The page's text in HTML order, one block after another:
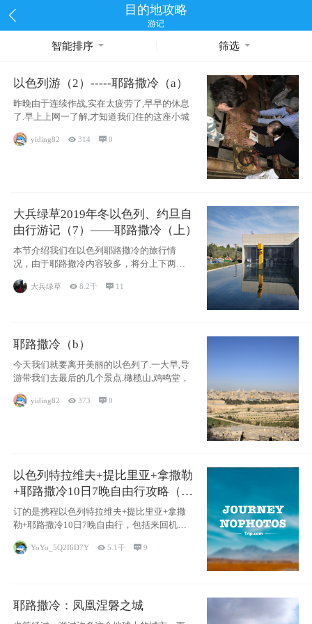
目的地攻略
游记
智能排序 筛选
以色列游（2）-----耶路撒冷（a）
昨晚由于连续作战,实在太疲劳了,早早的休息
了.早上上网一了解,才知道我们住的这座小城
yiding82  314 0
大兵绿草2019年冬以色列、约旦自
由行游记（7）——耶路撒冷（上）
本节介绍我们在以色列耶路撒冷的旅行情
况，由于耶路撒冷内容较多，将分上下两节
大兵绿草 8.2千  11
耶路撒冷（b）
今天我们就要离开美丽的以色列了.一大早,导
游带我们去最后的几个景点.橄榄山,鸡鸣堂，
yiding82 373 0
以色列特拉维夫+提比里亚+拿撒勒
+耶路撒冷10日7晚自由行攻略（交
通和住宿为主）
订的是携程以色列特拉维夫+提比里亚+拿撒
勒+耶路撒冷10日7晚自由行，包括来回机票
YoYo_5Q2I6D7Y  5.1千 9
耶路撒冷：凤凰涅磐之城